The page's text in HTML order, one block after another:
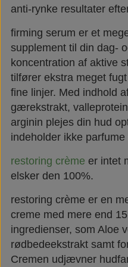
anti-rynke resultater
firming serum er et
supplement til din dag-
koncentration af aktive
tilfører ekstra meget
fine linjer. Med indhold
gærekstrakt,
arginin plejes din hud
indeholder ikke parfume
restoring crème er intet
elsker den 100%.
restoring crème er en
creme med mere end
ingredienser, som Aloe
rødbedeekstrakt samt
Cremen udjævner